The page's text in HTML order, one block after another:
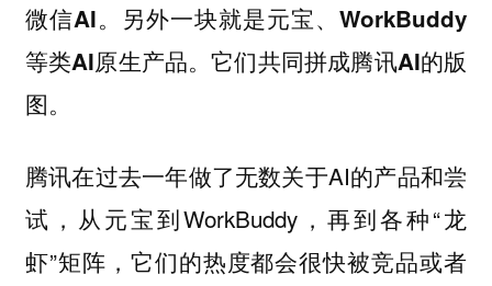
微信AI。另外一块就是元宝、WorkBuddy
等类AI原生产品。它们共同拼成腾讯AI的版
图。
腾讯在过去一年做了无数关于AI的产品和尝
试，从元宝到WorkBuddy，再到各种“龙
虾”矩阵，它们的热度都会很快被竞品或者